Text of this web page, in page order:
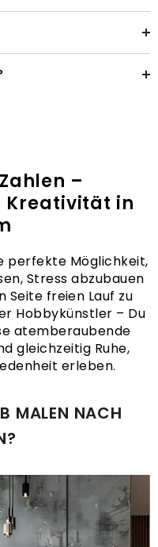
–
Kreativität in
perfekte Möglichkeit,
Stress abzubauen
Seite freien Lauf zu
Hobbykünstler – Du
atemberaubende
gleichzeitig Ruhe,
erleben.
MALEN NACH